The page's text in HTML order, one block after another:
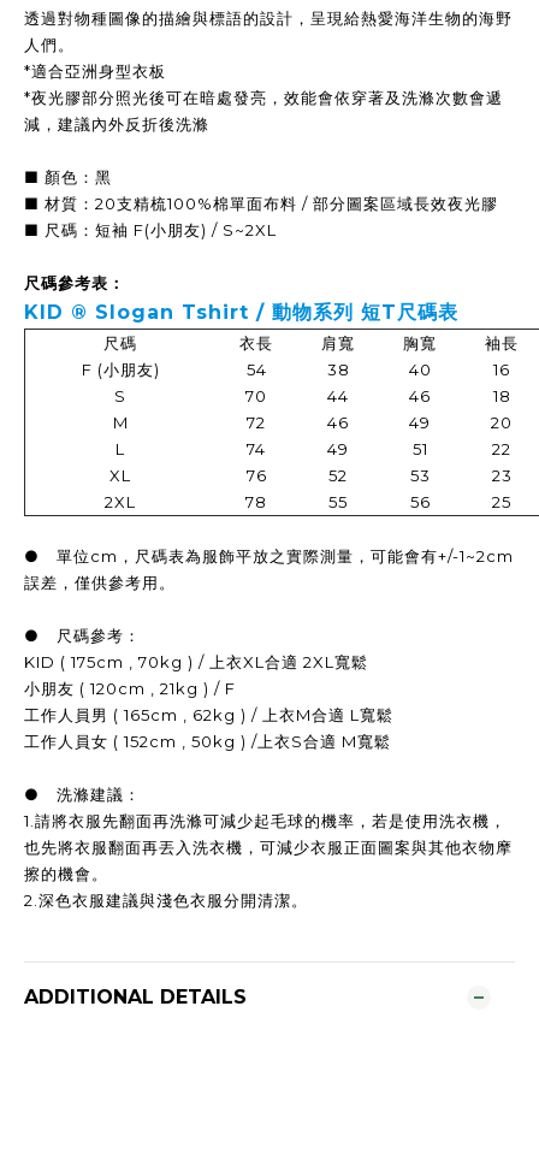
透過對物種圖像的描繪與標語的設計，呈現給熱愛海洋生物的海野
人們。
*適合亞洲身型衣板
*夜光膠部分照光後可在暗處發亮，效能會依穿著及洗滌次數會遞
減，建議內外反折後洗滌
■ 顏色：黑
■ 材質：20支精梳100%棉單面布料 / 部分圖案區域長效夜光膠
■ 尺碼：短袖 F(小朋友) / S~2XL
尺碼參考表：
KID ® Slogan Tshirt / 動物系列 短T尺碼表
尺碼 衣長 肩寬 胸寬
袖長
F (小朋友)
54 38 40
16
S
70 44 46
18
M
72 46 49
20
L
74 49 51
22
XL
76 52 53
23
2XL
78 55 56 25
● 單位cm，尺碼表為服飾平放之實際測量，可能會有+/-1~2cm
誤差，僅供參考用。
● 尺碼參考：
KID ( 175cm , 70kg ) / 上衣XL合適 2XL寬鬆
小朋友 ( 120cm , 21kg ) / F
工作人員男 ( 165cm , 62kg ) / 上衣M合適 L寬鬆
工作人員女 ( 152cm , 50kg ) /上衣S合適 M寬鬆
● 洗滌建議：
1.請將衣服先翻面再洗滌可減少起毛球的機率，若是使用洗衣機，
也先將衣服翻面再丟入洗衣機，可減少衣服正面圖案與其他衣物摩
擦的機會。
2.深色衣服建議與淺色衣服分開清潔。
ADDITIONAL DETAILS